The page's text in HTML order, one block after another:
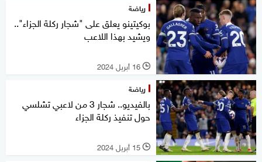
رياضة
بوكيتينو يعلق على "شجار ركلة الجزاء"..
ويشيد بهذا اللاعب
l 16 أبريل 2024
رياضة
بالفيديو.. شجار 3 من لاعبي تشلسي
حول تنفيذ ركلة الجزاء
l 15 أبريل 2024